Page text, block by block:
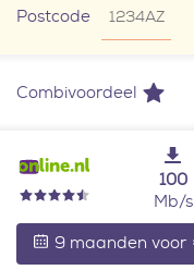
Postcode
Combivoordeel
100
Mb/s
9 maanden voor